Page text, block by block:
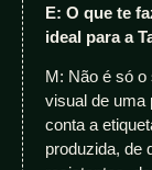
E: O que te
ideal para a
M: Não é só o
visual de uma
conta a
produzida, de